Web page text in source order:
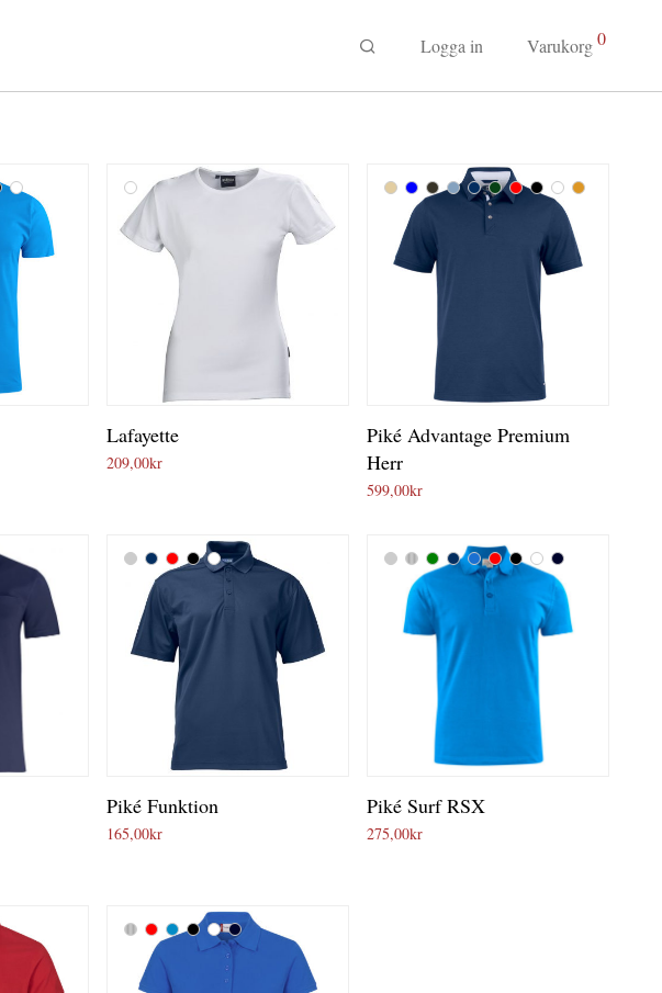
Logga in Varukorg0
Lafayette
209,00kr
Piké Advantage Premium
Herr
599,00kr
Piké Funktion
165,00kr
Piké Surf RSX
275,00kr